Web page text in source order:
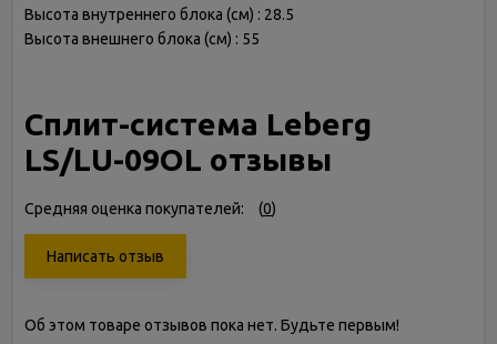
Высота внутреннего блока (см) : 28.5
Высота внешнего блока (см) : 55
Сплит-система Leberg
LS/LU-09OL отзывы
Средняя оценка покупателей: (0)
Написать отзыв
Об этом товаре отзывов пока нет. Будьте первым!